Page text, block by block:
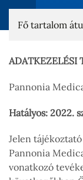
Fő tartalom
ADATKEZELÉSI
Pannonia
Hatályos: 2022.
Jelen tájékoztató
Pannonia
vonatkozó